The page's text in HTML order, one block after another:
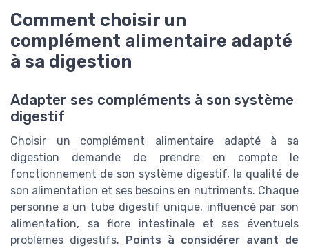
Comment choisir un
complément alimentaire adapté
à sa digestion
Adapter ses compléments à son système
digestif
Choisir un complément alimentaire adapté à sa
digestion demande de prendre en compte le
fonctionnement de son système digestif, la qualité de
son alimentation et ses besoins en nutriments. Chaque
personne a un tube digestif unique, influencé par son
alimentation, sa flore intestinale et ses éventuels
problèmes digestifs. Points à considérer avant de